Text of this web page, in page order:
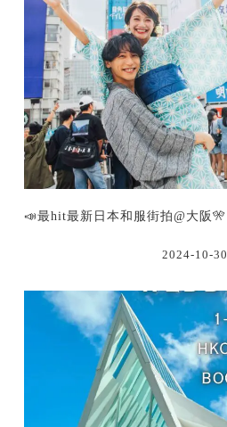
📣最hit最新日本和服街拍@大阪🎌
2024-10-30